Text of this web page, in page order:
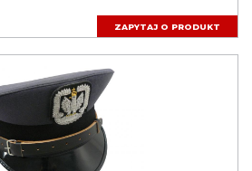
ZAPYTAJ O PRODUKT